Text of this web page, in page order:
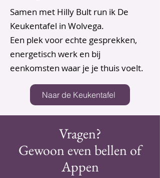
Samen met Hilly Bult run ik De
Keukentafel in Wolvega.
Een plek voor echte gesprekken,
energetisch werk en bij
eenkomsten waar je je thuis voelt.
Naar de Keukentafel
Vragen?
Gewoon even bellen of
Appen